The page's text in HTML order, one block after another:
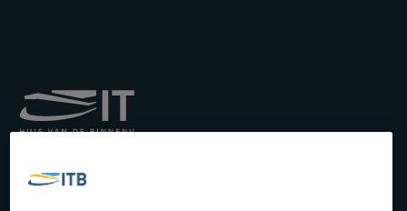
Transport par Batellerie